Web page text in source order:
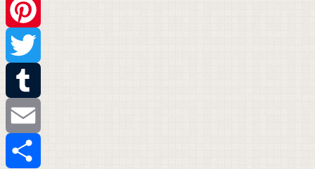
WhatsApp
Pinterest
Twitter
Tumblr
Email